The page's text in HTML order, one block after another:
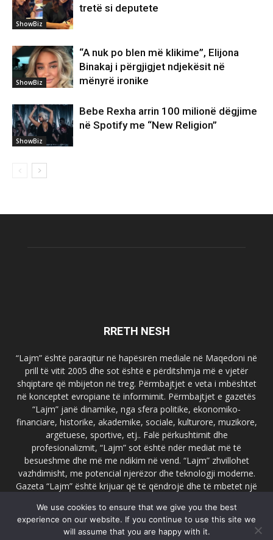
ShowBiz
tretë si deputete
ShowBiz
“A nuk po blen më klikime”, Elijona
Binakaj i përgjigjet ndjekësit në
mënyrë ironike
ShowBiz
Bebe Rexha arrin 100 milionë dëgjime
në Spotify me “New Religion”
RRETH NESH
“Lajm” është paraqitur në hapësirën mediale në Maqedoni në
prill të vitit 2005 dhe sot është e përditshmja më e vjetër
shqiptare që mbijeton në treg. Përmbajtjet e veta i mbështet
në konceptet evropiane të informimit. Përmbajtjet e gazetës
“Lajm” janë dinamike, nga sfera politike, ekonomiko-
financiare, historike, akademike, sociale, kulturore, muzikore,
argëtuese, sportive, etj.. Falë përkushtimit dhe
profesionalizmit, “Lajm” sot është ndër mediat më të
besueshme dhe më me ndikim në vend. “Lajm” zhvillohet
vazhdimisht, me potencial njerëzor dhe teknologji moderne.
Gazeta “Lajm” është krijuar që të qëndrojë dhe të mbetet një
faqja zyrtare e gazetës “Lajm”, www.lajmpress.org është një
ndër portalet më të njohur në Maqedoni.
We use cookies to ensure that we give you the best
experience on our website. If you continue to use this site we
will assume that you are happy with it.